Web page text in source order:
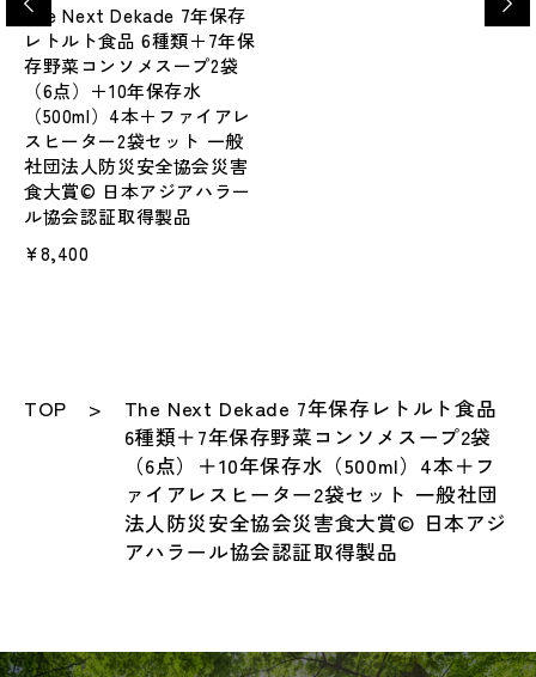
The Next Dekade 7年保存
レトルト食品 6種類＋7年保
存野菜コンソメスープ2袋
（6点）＋10年保存水
（500ml）4本＋ファイアレ
スヒーター2袋セット 一般
社団法人防災安全協会災害
食大賞© 日本アジアハラー
ル協会認証取得製品
¥8,400
TOP
The Next Dekade 7年保存レトルト食品
6種類＋7年保存野菜コンソメスープ2袋
（6点）＋10年保存水（500ml）4本＋フ
ァイアレスヒーター2袋セット 一般社団
法人防災安全協会災害食大賞© 日本アジ
アハラール協会認証取得製品